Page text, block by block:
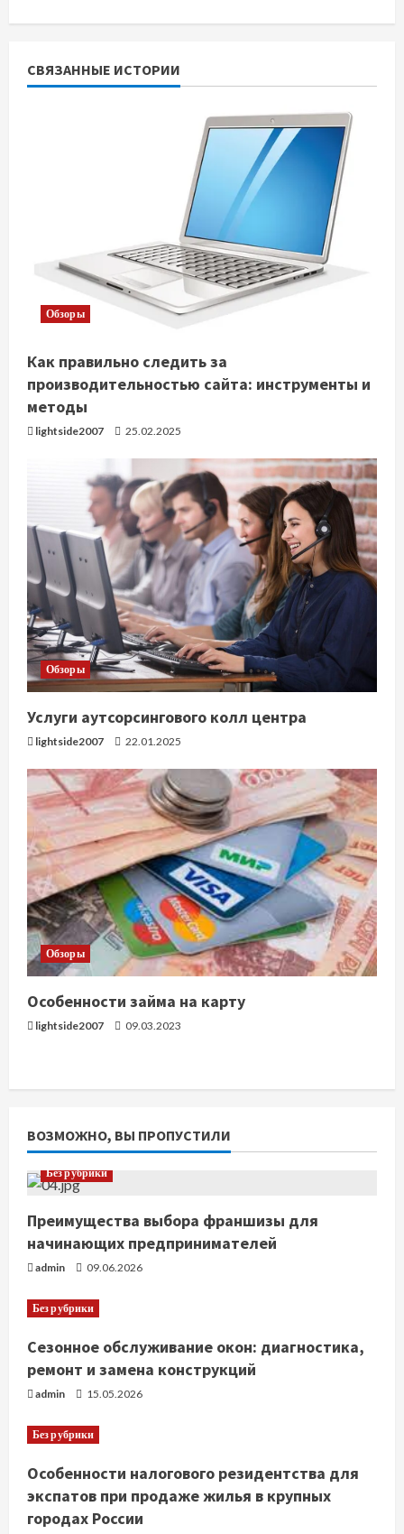
и
т
ь
СВЯЗАННЫЕ ИСТОРИИ
Обзоры
Как правильно следить за
производительностью сайта: инструменты и
методы
lightside2007 25.02.2025
Обзоры
Услуги аутсорсингового колл центра
lightside2007 22.01.2025
Обзоры
Особенности займа на карту
lightside2007 09.03.2023
ВОЗМОЖНО, ВЫ ПРОПУСТИЛИ
Без рубрики
Преимущества выбора франшизы для
начинающих предпринимателей
admin 09.06.2026
Без рубрики
Сезонное обслуживание окон: диагностика,
ремонт и замена конструкций
admin 15.05.2026
Без рубрики
Особенности налогового резидентства для
экспатов при продаже жилья в крупных
городах России